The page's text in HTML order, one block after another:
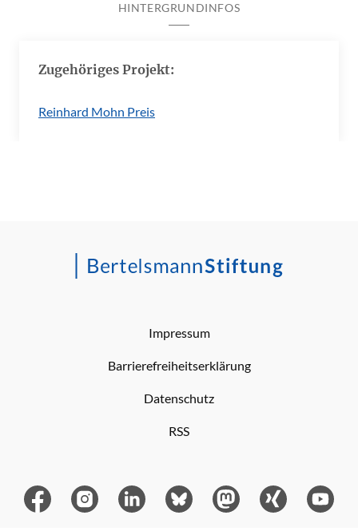
HINTERGRUNDINFOS
Zugehöriges Projekt:
Reinhard Mohn Preis
Impressum
Barrierefreiheitserklärung
Datenschutz
RSS